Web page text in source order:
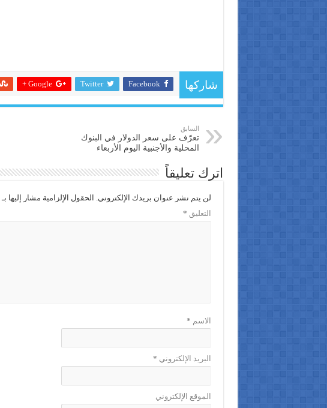
شاركها Facebook
Twitter
Google +
السابق
تعرّف على سعر الدولار في البنوك
المحلية والأجنبية اليوم الأربعاء
اترك تعليقاً
لن يتم نشر عنوان بريدك الإلكتروني. الحقول الإلزامية مشار إليها بـ
التعليق *
الاسم *
البريد الإلكتروني *
الموقع الإلكتروني